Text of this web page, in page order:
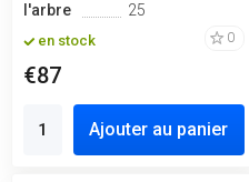
l'arbre
25
en stock 0
€87
Ajouter au panier